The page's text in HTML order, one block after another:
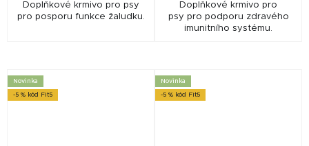
Doplňkové krmivo pro psy
pro posporu funkce žaludku.
Doplňkové krmivo pro
psy pro podporu zdravého
imunitního systému.
Novinka
-5 % kód Fit5
Novinka
-5 % kód Fit5